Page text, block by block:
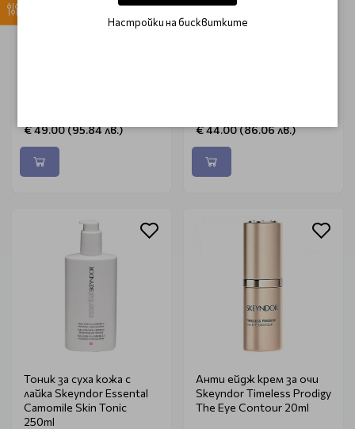
€ 49.00 (95.84 лв.)
€ 44.00 (86.06 лв.)
Тоник за суха кожа с
лайка Skeyndor Essental
Camomile Skin Tonic
250ml
Анти ейдж крем за очи
Skeyndor Timeless Prodigy
The Eye Contour 20ml
Настройки на бисквитките